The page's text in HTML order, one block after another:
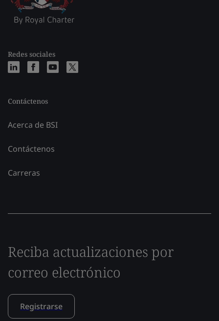
Redes sociales
Contáctenos
Acerca de BSI
Contáctenos
Carreras
Reciba actualizaciones por
correo electrónico
Registrarse